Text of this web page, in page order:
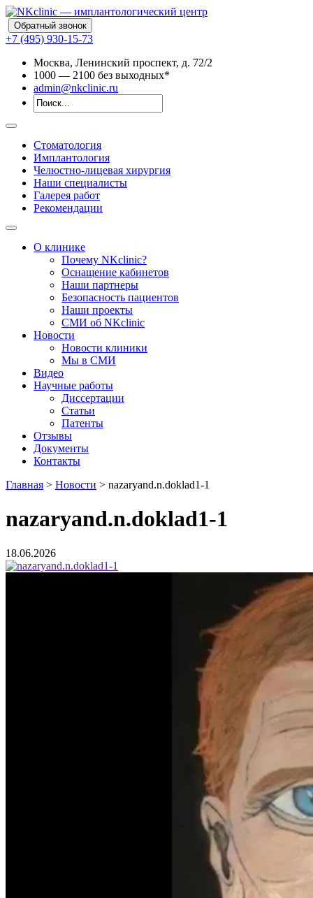
Обратный звонок
+7 (495) 930-15-73
Москва, Ленинский проспект, д. 72/2
1000 — 2100 без выходных*
admin@nkclinic.ru
Стоматология
Имплантология
Челюстно-лицевая хирургия
Наши специалисты
Галерея работ
Рекомендации
О клинике
Почему NKclinic?
Оснащение кабинетов
Наши партнеры
Безопасность пациентов
Наши проекты
СМИ об NKclinic
Новости
Новости клиники
Мы в СМИ
Видео
Научные работы
Диссертации
Статьи
Патенты
Отзывы
Документы
Контакты
Главная > Новости > nazaryand.n.doklad1-1
nazaryand.n.doklad1-1
18.06.2026